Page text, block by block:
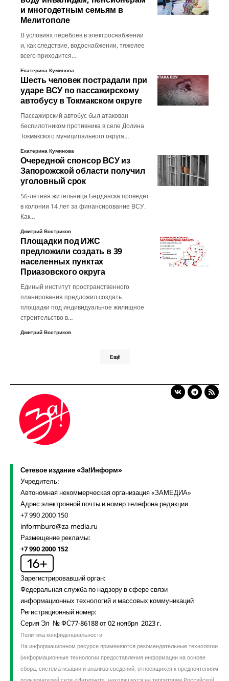
и многодетным семьям в
Мелитополе
В условиях перебоев в электроснабжении
и, как следствие, водоснабжении, тяжелее
всего приходится…
Екатерина Куминова
Шесть человек пострадали при
ударе ВСУ по пассажирскому
автобусу в Токмакском округе
Пассажирский автобус был атакован
беспилотником противника в селе Долина
Токмакского муниципального округа…
Екатерина Куминова
Очередной спонсор ВСУ из
Запорожской области получил
уголовный срок
56-летняя жительница Бердянска проведет
в колонии 14 лет за финансирование ВСУ.
Как…
Дмитрий Востриков
Площадки под ИЖС
предложили создать в 39
населенных пунктах
Приазовского округа
Единый институт пространственного
планирования предложил создать
площадки под индивидуальное жилищное
строительство в…
Дмитрий Востриков
Ещё
Сетевое издание «За!Информ»
Учредитель:
Автономная некоммерческая организация «ЗАМЕДИА»
Адрес электронной почты и номер телефона редакции
+7 990 2000 150
informburo@za-media.ru
Размещение рекламы:
+7 990 2000 152
Зарегистрировавший орган:
Федеральная служба по надзору в сфере связи
информационных технологий и массовых коммуникаций
Регистрационный номер:
Серия Эл № ФС77-86188 от 02 ноября 2023 г.
Политика конфиденциальности
На информационном ресурсе применяются рекомендательные технологии
(информационные технологии предоставления информации на основе
сбора, систематизации и анализа сведений, относящихся к предпочтениям